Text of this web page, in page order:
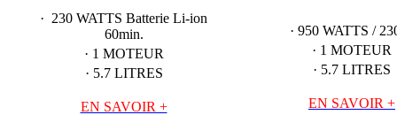
· 230 WATTS Batterie Li-ion
60min.
· 1 MOTEUR
· 5.7 LITRES
EN SAVOIR +
· 950 WATTS /
· 1 MOTEUR
· 5.7 LITRES
EN SAVOIR +